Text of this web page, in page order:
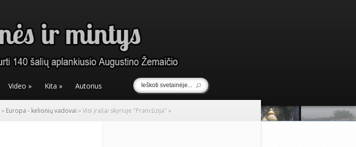
Video » Kita » Autorius
» Europa - kelionių vadovai »Visi įrašai skyriuje "Prancūzija" »